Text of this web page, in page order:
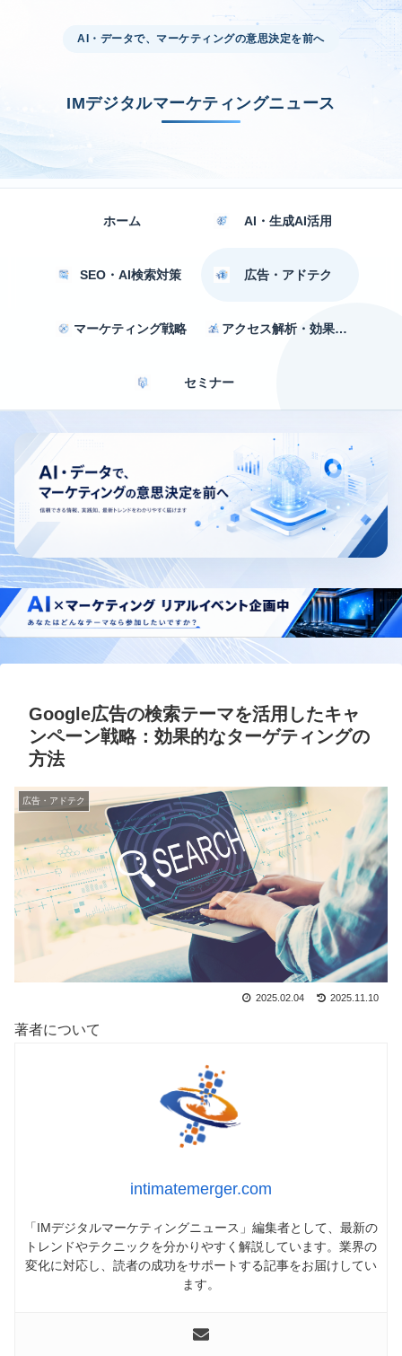
AI・データで、マーケティングの意思決定を前へ
IMデジタルマーケティングニュース
ホーム AI・生成AI活用
SEO・AI検索対策 広告・アドテク
マーケティング戦略 アクセス解析・効果測定
セミナー
Google広告の検索テーマを活用したキャ
ンペーン戦略：効果的なターゲティングの
方法
広告・アドテク
2025.02.04 2025.11.10
著者について
intimatemerger.com
「IMデジタルマーケティングニュース」編集者として、最新の
トレンドやテクニックを分かりやすく解説しています。業界の
変化に対応し、読者の成功をサポートする記事をお届けしてい
ます。